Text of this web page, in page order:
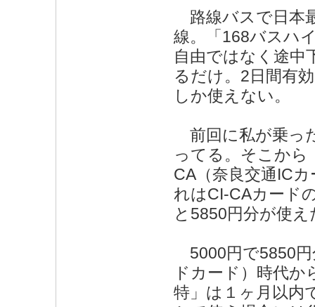
路線バスで日本
線。「168バスハ
自由ではなく途中
るだけ。2日間有
しか使えない。
前回に私が乗っ
ってる。そこから
CA（奈良交通IC
れはCI-CAカード
と5850円分が使
5000円で5850円
ドカード）時代
特」は１ヶ月以内